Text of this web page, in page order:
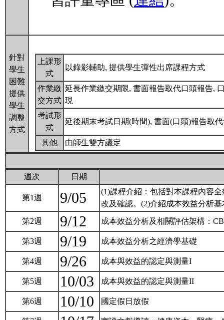
針對
學生
困難
提供
學生
調整
方式
上課形
式
以錄影輔助, 提供學生彈性出席課程方式
作業繳
交方式
延長作業繳交期限, 書面報告取代口頭報告,
現
考試形
式
延後期末考試日期(時間), 書面(口頭)報告取
其他 由師生雙方議定
週次 日期
第1週 9/05
(1)課程介紹：包括對本課程內容
改及確認。(2)介紹成本效益分析
第2週 9/12 成本效益分析及相關評估架構：
第3週 9/19 成本效益分析之經濟學基礎
第4週 9/26 成本與效益的認定與測量I
第5週 10/03 成本與效益的認定與測量II
第6週 10/10 國定假日放假